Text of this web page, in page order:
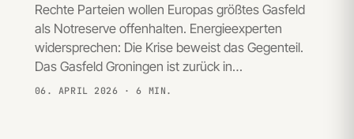
Rechte Parteien wollen Europas größtes Gasfeld
als Notreserve offenhalten. Energieexperten
widersprechen: Die Krise beweist das Gegenteil.
Das Gasfeld Groningen ist zurück in…
06. APRIL 2026 · 6 MIN.